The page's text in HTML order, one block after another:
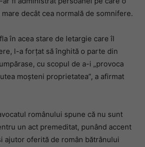
decât cea normală de somnifere.
în acea stare de letargie care îl
l-a forțat să înghită o parte din
cu scopul de a-i „provoca
moșteni proprietatea”, a afirmat
românului spune că nu sunt
un act premeditat, punând accent
ajutor oferită de român bătrânului